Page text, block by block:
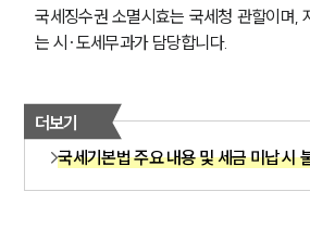
국세징수권 소멸시효는 국세청 관할이며,
는 시·도세무과가 담당합니다.
더보기
국세기본법 주요 내용 및 세금 미납 시